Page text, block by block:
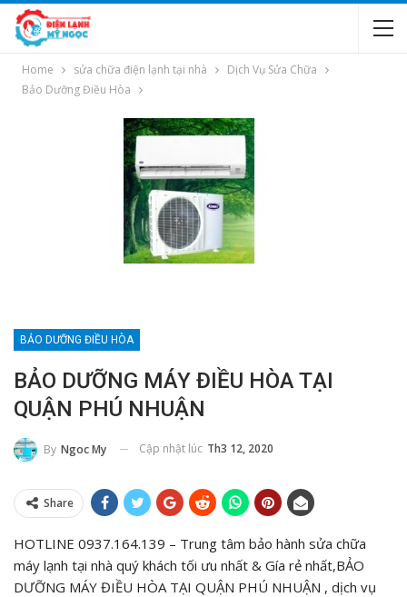
Home sửa chữa điện lạnh tại nhà
Dịch Vụ Sửa Chữa
Bảo Dưỡng Điều Hòa
BẢO DƯỠNG ĐIỀU HÒA
BẢO DƯỠNG MÁY ĐIỀU HÒA TẠI
QUẬN PHÚ NHUẬN
By Ngoc My Cập nhật lúc Th3 12, 2020
Share
HOTLINE 0937.164.139 – Trung tâm bảo hành sửa chữa
máy lạnh tại nhà quý khách tối ưu nhất & Gía rẻ nhất,BẢO
DƯỠNG MÁY ĐIỀU HÒA TẠI QUẬN PHÚ NHUẬN , dịch vụ